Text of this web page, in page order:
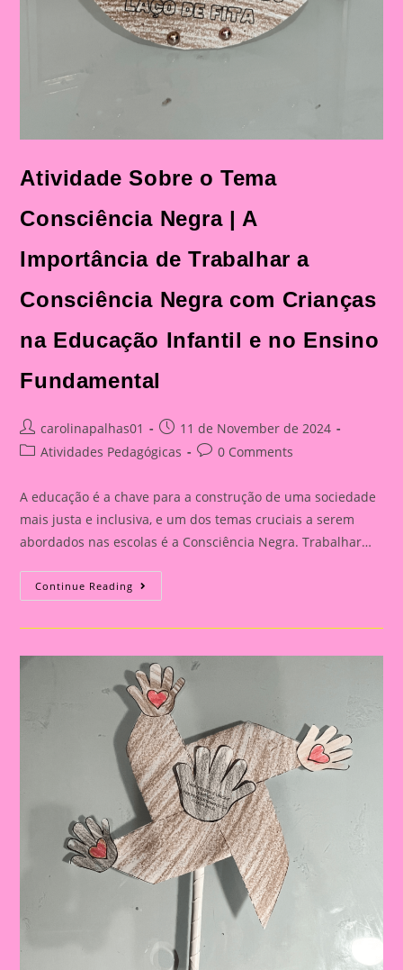
Atividade Sobre o Tema
Consciência Negra | A
Importância de Trabalhar a
Consciência Negra com Crianças
na Educação Infantil e no Ensino
Fundamental
Post
author:
carolinapalhas01
Post
published:
11 de November de 2024
PostAtividades Pedagógicas
Post0 Comments
A educação é a chave para a construção de uma sociedade
mais justa e inclusiva, e um dos temas cruciais a serem
abordados nas escolas é a Consciência Negra. Trabalhar…
Continue Reading Atividade
Sobre
|
A
Importância
De
Trabalhar
A
Consciência
Negra
Com
Crianças
Na
Educação
Infantil
E
No
Ensino
Fundamental